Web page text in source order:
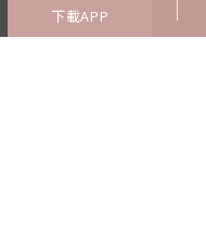
下載APP